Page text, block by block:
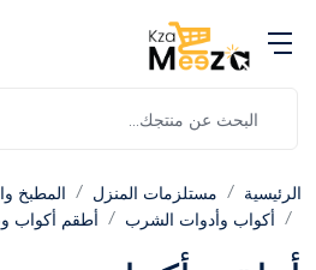
الرئيسية مستلزمات المنزل
المطبخ
أكواب وأدوات الشرب
أطقم أكواب